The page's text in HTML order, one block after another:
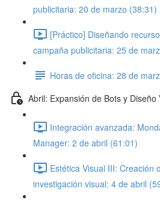
publicitaria: 20 de marzo (38:31)
[Práctico] Diseñando
campaña publicitaria: 25 de
Horas de oficina: 28 de
Abril: Expansión de Bots y Diseño
Integración avanzada:
Manager: 2 de abril (61:01)
Estética Visual III: Creación
investigación visual: 4 de abril